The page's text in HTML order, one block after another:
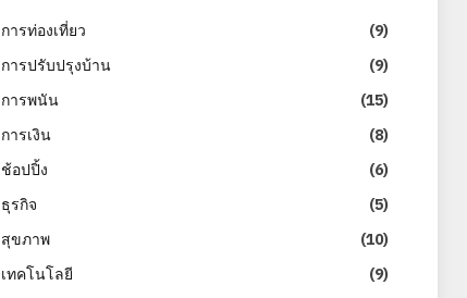
การท่องเที่ยว
(9)
การปรับปรุงบ้าน
(9)
การพนัน
(15)
การเงิน
(8)
ช้อปปิ้ง
(6)
ธุรกิจ
(5)
สุขภาพ
(10)
เทคโนโลยี
(9)